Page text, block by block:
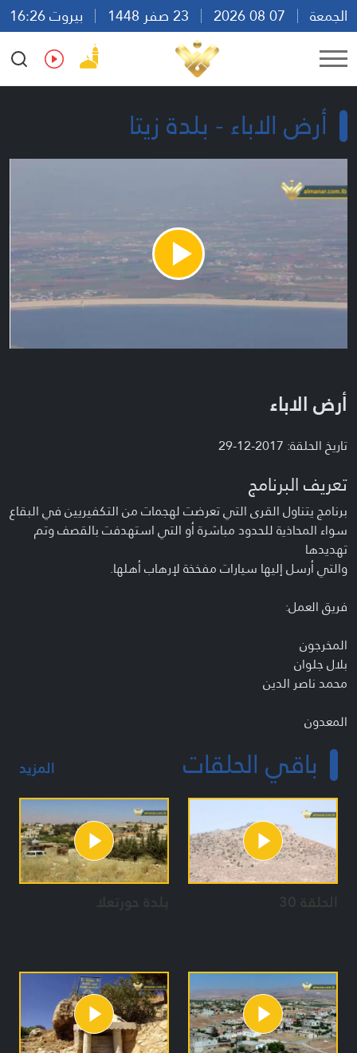
الجمعة
بيروت 16:26
Ar
En Fr Es
أرض الاباء - بلدة زيتا
Play
Video
أرض الاباء
تاريخ الحلقة: 2017-12-29
تعريف البرنامج
برنامج يتناول القرى التي تعرضت لهجمات من التكفيريين في البقاع
سواء المحاذية للحدود مباشرة أو التي استهدفت بالقصف وتم
تهديدها
والتي أرسل إليها سيارات مفخخة لإرهاب أهلها.
فريق العمل:
المخرجون
بلال جلوان
محمد ناصر الدين
المعدون
مريم فاضلباقي الحلقات المزيد
الحلقة 30 بلدة حورتعلا